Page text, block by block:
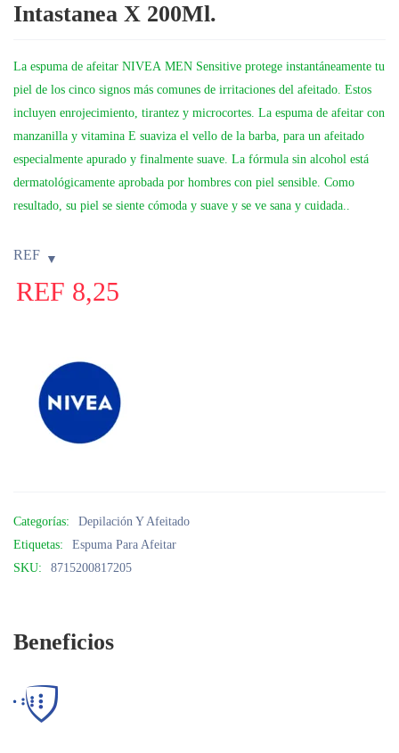
Intastanea X 200Ml.
La espuma de afeitar NIVEA MEN Sensitive protege instantáneamente tu
piel de los cinco signos más comunes de irritaciones del afeitado. Estos
incluyen enrojecimiento, tirantez y microcortes. La espuma de afeitar con
manzanilla y vitamina E suaviza el vello de la barba, para un afeitado
especialmente apurado y finalmente suave. La fórmula sin alcohol está
dermatológicamente aprobada por hombres con piel sensible. Como
resultado, su piel se siente cómoda y suave y se ve sana y cuidada..
REF
REF 8,25
Categorías:
Depilación Y Afeitado
Etiquetas:
Espuma Para Afeitar
SKU:
8715200817205
Beneficios